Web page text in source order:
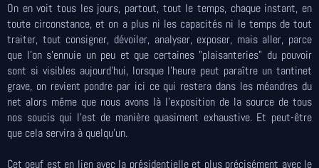
On en voit tous les jours, partout, tout le temps, chaque instant, en
toute circonstance, et on a plus ni les capacités ni le temps de tout
traiter, tout consigner, dévoiler, analyser, exposer, mais aller, parce
que l'on s'ennuie un peu et que certaines "plaisanteries" du pouvoir
sont si visibles aujourd'hui, lorsque l'heure peut paraître un tantinet
grave, on revient pondre par ici ce qui restera dans les méandres du
net alors même que nous avons là l'exposition de la source de tous
nos soucis qui l'est de manière quasiment exhaustive. Et peut-être
que cela servira à quelqu'un.
Cet oeuf est en lien avec la présidentielle et plus précisément avec le